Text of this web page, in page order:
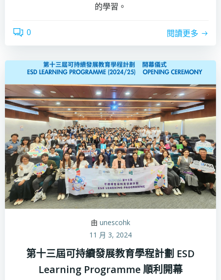
的學習。
0 閱讀更多
由 unescohk
11 月 3, 2024
第十三屆可持續發展教育學程計劃 ESD
Learning Programme 順利開幕